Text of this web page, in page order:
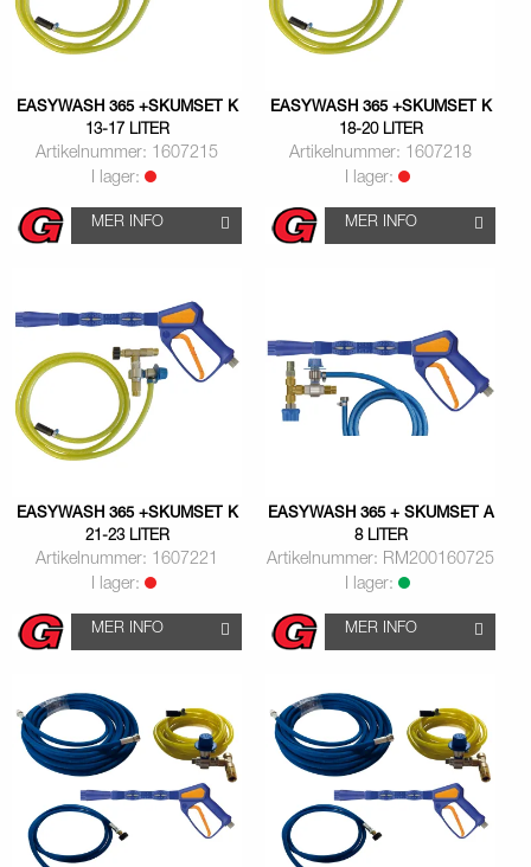
EASYWASH 365 +SKUMSET K
13-17 LITER
Artikelnummer: 1607215
I lager:
MER INFO
EASYWASH 365 +SKUMSET K
18-20 LITER
Artikelnummer: 1607218
I lager:
MER INFO
EASYWASH 365 +SKUMSET K
21-23 LITER
Artikelnummer: 1607221
I lager:
MER INFO
EASYWASH 365 + SKUMSET A
8 LITER
Artikelnummer: RM200160725
I lager:
MER INFO